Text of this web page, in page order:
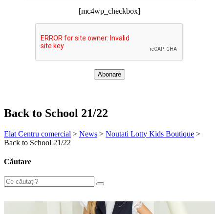
[mc4wp_checkbox]
Back to School 21/22
Elat Centru comercial > News > Noutati Lotty Kids Boutique >
Back to School 21/22
Căutare